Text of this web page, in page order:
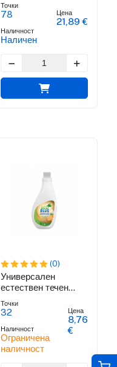
Точки
78
Наличност
Наличен
Цена
21,89 €
(0)
Универсален
естествен течен
Точки
32
Наличност
Ограничена
наличност
Цена
8,76
€